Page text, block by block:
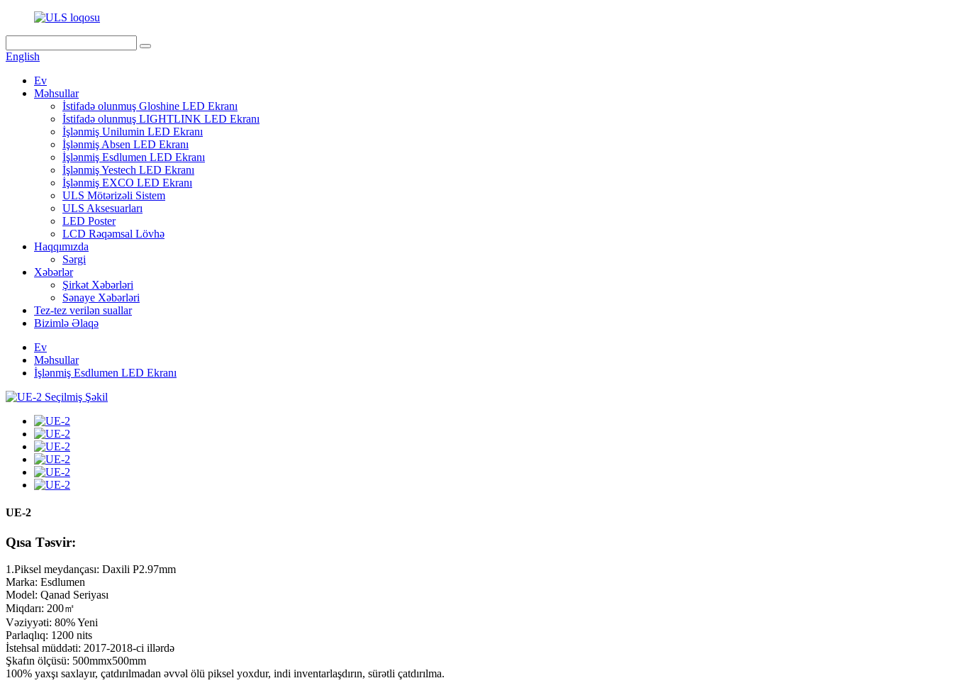
English
Ev
Məhsullar
İstifadə olunmuş Gloshine LED Ekranı
İstifadə olunmuş LIGHTLINK LED Ekranı
İşlənmiş Unilumin LED Ekranı
İşlənmiş Absen LED Ekranı
İşlənmiş Esdlumen LED Ekranı
İşlənmiş Yestech LED Ekranı
İşlənmiş EXCO LED Ekranı
ULS Mötərizəli Sistem
ULS Aksesuarları
LED Poster
LCD Rəqəmsal Lövhə
Haqqımızda
Sərgi
Xəbərlər
Şirkət Xəbərləri
Sənaye Xəbərləri
Tez-tez verilən suallar
Bizimlə Əlaqə
Ev
Məhsullar
İşlənmiş Esdlumen LED Ekranı
UE-2
Qısa Təsvir:
1.Piksel meydançası: Daxili P2.97mm
Marka: Esdlumen
Model: Qanad Seriyası
Miqdarı: 200㎡
Vəziyyəti: 80% Yeni
Parlaqlıq: 1200 nits
İstehsal müddəti: 2017-2018-ci illərdə
Şkafın ölçüsü: 500mmx500mm
100% yaxşı saxlayır, çatdırılmadan əvvəl ölü piksel yoxdur, indi inventarlaşdırın, sürətli çatdırılma.